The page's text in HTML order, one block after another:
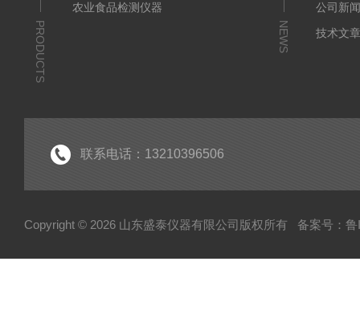
PRODUCTS
农业食品检测仪器
NEWS
公司新
技术文
联系电话：13210396506
Copyright © 2026 山东盛泰仪器有限公司版权所有 备案号：